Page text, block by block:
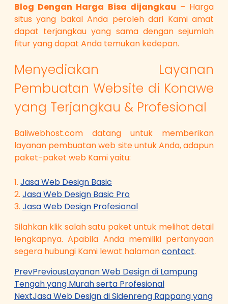
Blog Dengan Harga Bisa dijangkau – Harga
situs yang bakal Anda peroleh dari Kami amat
dapat terjangkau yang sama dengan sejumlah
fitur yang dapat Anda temukan kedepan.
Menyediakan Layanan
Pembuatan Website di Konawe
yang Terjangkau & Profesional
Baliwebhost.com datang untuk memberikan
layanan pembuatan web site untuk Anda, adapun
paket-paket web Kami yaitu:
1. Jasa Web Design Basic
2. Jasa Web Design Basic Pro
3. Jasa Web Design Profesional
Silahkan klik salah satu paket untuk melihat detail
lengkapnya. Apabila Anda memiliki pertanyaan
segera hubungi Kami lewat halamancontact.
PrevPreviousLayanan Web Design di Lampung
Tengah yang Murah serta Profesional
NextJasa Web Design di Sidenreng Rappang yang